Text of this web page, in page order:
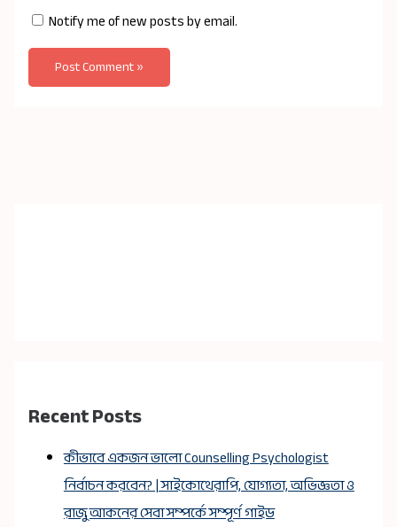
Notify me of new posts by email.
Recent Posts
কীভাবে একজন ভালো Counselling Psychologist
নির্বাচন করবেন? | সাইকোথেরাপি, যোগ্যতা, অভিজ্ঞতা ও
রাজু আকনের সেবা সম্পর্কে সম্পূর্ণ গাইড